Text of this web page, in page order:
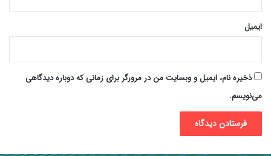
ایمیل
ذخیره نام، ایمیل و وبسایت من در مرورگر برای زمانی که دوباره دیدگاهی
می‌نویسم.